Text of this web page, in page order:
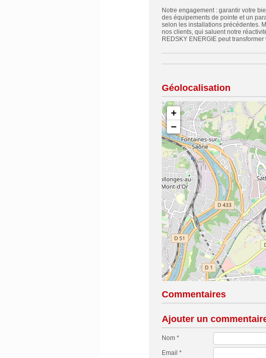
Notre engagement : garantir votre
des équipements de pointe et un
selon les installations précédentes.
nos clients, qui saluent notre
REDSKY ENERGIE peut
Géolocalisation
+
−
Commentaires
Ajouter un
Nom *
Email *